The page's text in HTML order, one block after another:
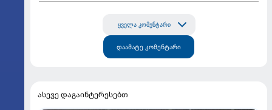
ყველა კომენტარი
დაამატე კომენტარი
ასევე დაგაინტერესებთ